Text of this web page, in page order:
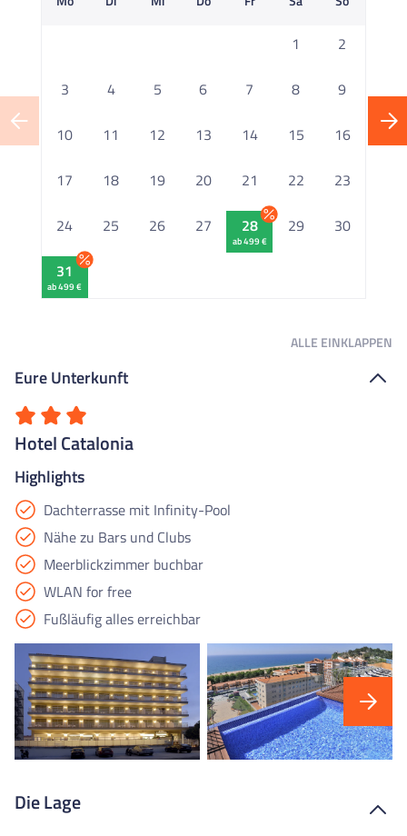
1 2
3 4 5 6 7 8 9
10 11 12 13 14 15 16
17 18 19 20 21 22 23
24 25 26 27 28
ab 499 €
29 30
31
ab 499 €
ALLE EINKLAPPEN
Eure Unterkunft
Hotel Catalonia
Highlights
Dachterrasse mit Infinity-Pool
Nähe zu Bars und Clubs
Meerblickzimmer buchbar
WLAN for free
Fußläufig alles erreichbar
Die Lage